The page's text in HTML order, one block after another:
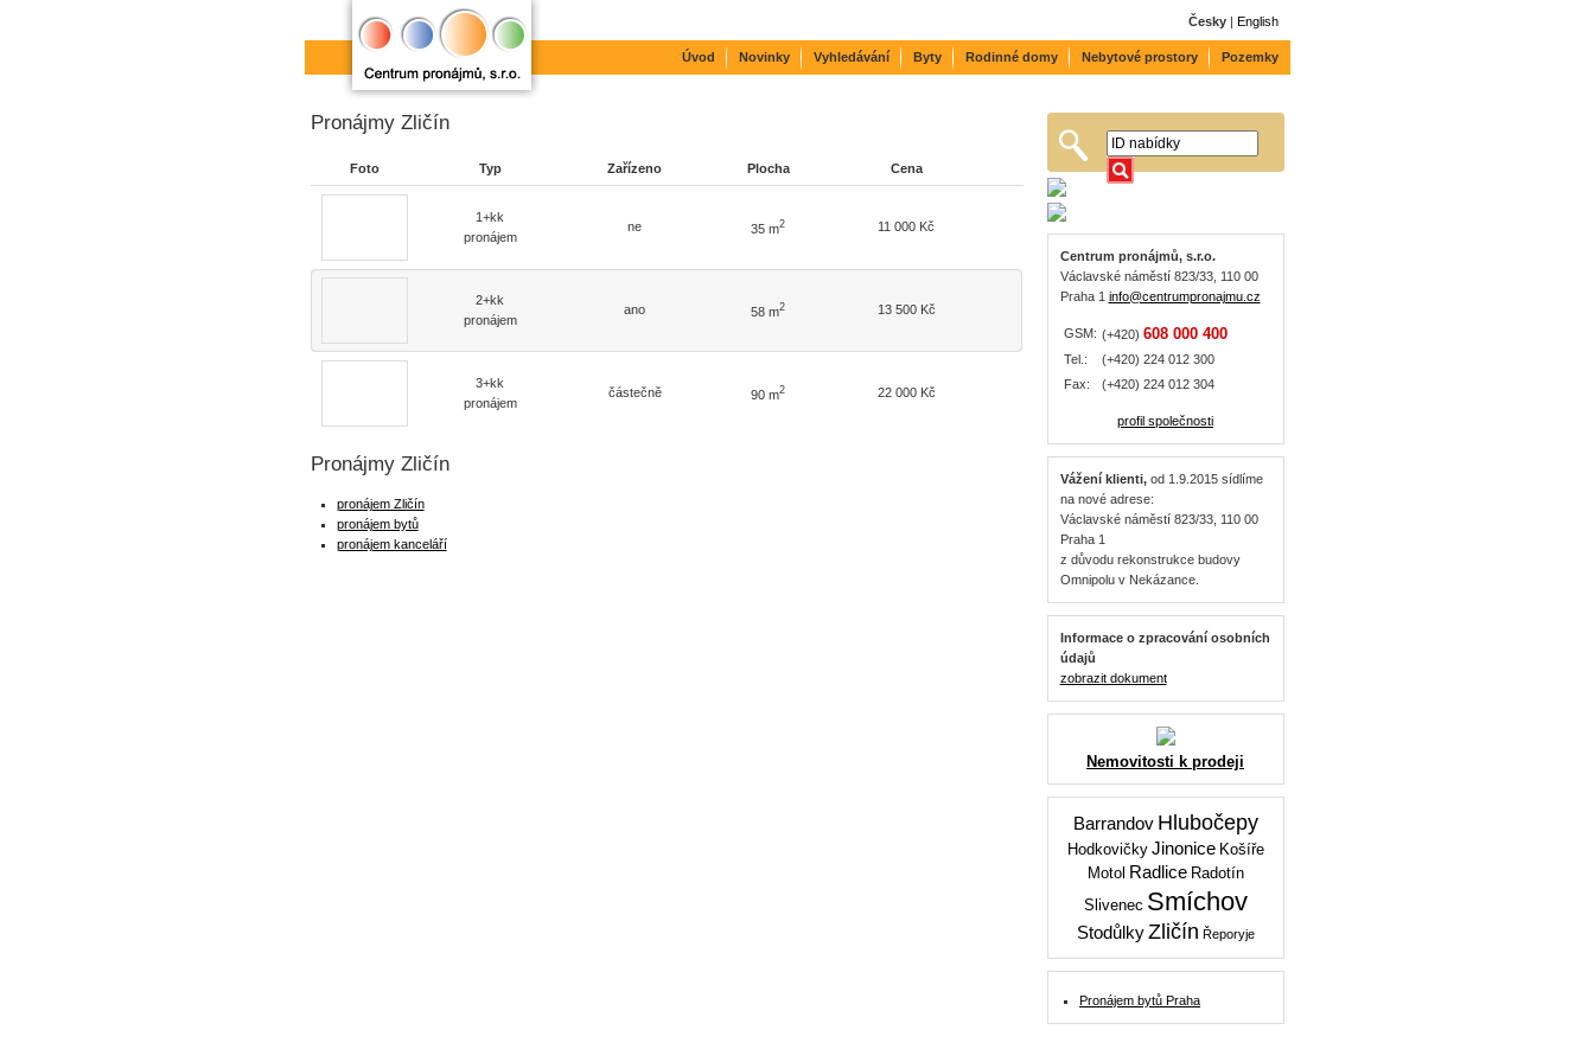
Pronájmy Zličín
Foto Typ Zařízeno Plocha Cena
1+kk
pronájem
ne 35 m2 11 000 Kč
2+kk
pronájem
ano 58 m2 13 500 Kč
3+kk
pronájem
částečně 90 m2 22 000 Kč
Pronájmy Zličín
pronájem Zličín
pronájem bytů
pronájem kanceláří
Centrum pronájmů, s.r.o.
Václavské náměstí 823/33, 110 00
Praha 1 info@centrumpronajmu.cz
GSM: (+420) 608 000 400
Tel.:
(+420) 224 012 300
Fax:
(+420) 224 012 304
profil společnosti
Vážení klienti,od 1.9.2015 sídlíme
na nové adrese:
Václavské náměstí 823/33, 110 00
Praha 1
z důvodu rekonstrukce budovy
Omnipolu v Nekázance.
Informace o zpracování osobních
údajů
zobrazit dokument
Nemovitosti k prodeji
Barrandov Hlubočepy
Hodkovičky Jinonice Košíře
Motol Radlice Radotín
Slivenec Smíchov
Stodůlky Zličín Řeporyje
Pronájem bytů Praha
Česky| English
Úvod Novinky Vyhledávání Byty Rodinné domy Nebytové prostory Pozemky